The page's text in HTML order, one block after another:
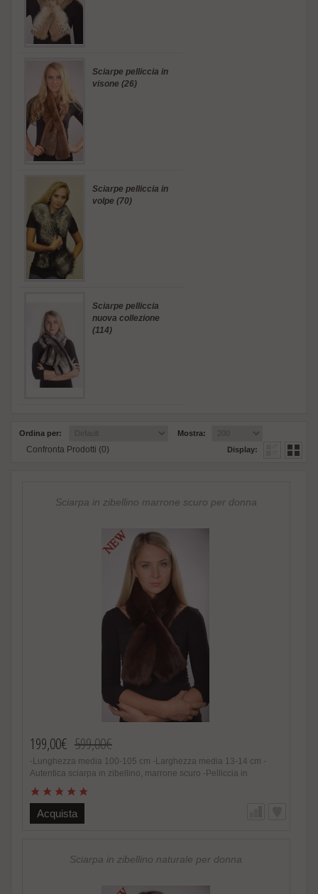
Sciarpe pelliccia in
visone (26)
Sciarpe pelliccia in
volpe (70)
Sciarpe pelliccia
nuova collezione
(114)
Ordina per: Mostra:
Confronta Prodotti (0) Display:
Sciarpa in zibellino marrone scuro per donna
199,00€ 599,00€
-Lunghezza media 100-105 cm -Larghezza media 13-14 cm -
Autentica sciarpa in zibellino, marrone scuro -Pelliccia in
Estremamente calda, soffice e alla moda -Foderata lato interno in
raso -Fatto in Italia -Produttore: Amica snc -Brand: Amifur -
Altissima qualità nel materiale utilizzato Speciale promozione!
nero-regalo ..
Acquista
Sciarpa in zibellino naturale per donna